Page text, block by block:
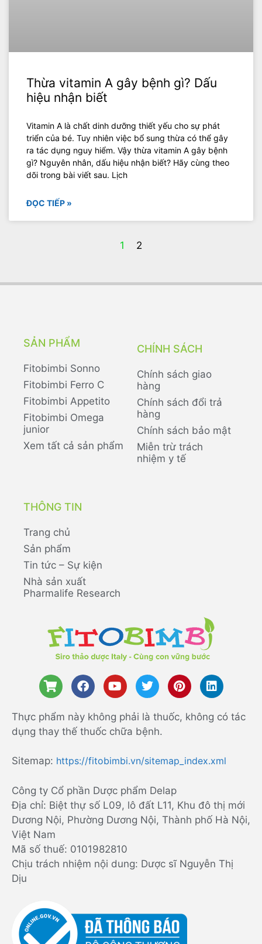
Thừa vitamin A gây bệnh gì? Dấu
hiệu nhận biết
Vitamin A là chất dinh dưỡng thiết yếu cho sự phát
triển của bé. Tuy nhiên việc bổ sung thừa có thể gây
ra tác dụng nguy hiểm. Vậy thừa vitamin A gây bệnh
gì? Nguyên nhân, dấu hiệu nhận biết? Hãy cùng theo
dõi trong bài viết sau. Lịch
ĐỌC TIẾP »
1 2
SẢN PHẨM
Fitobimbi Sonno
Fitobimbi Ferro C
Fitobimbi Appetito
Fitobimbi Omega
junior
Xem tất cả sản phẩm
CHÍNH SÁCH
Chính sách giao
hàng
Chính sách đổi trả
hàng
Chính sách bảo mật
Miễn trừ trách
nhiệm y tế
THÔNG TIN
Trang chủ
Sản phẩm
Tin tức – Sự kiện
Nhà sản xuất
Pharmalife Research
Thực phẩm này không phải là thuốc, không có tác
dụng thay thế thuốc chữa bệnh.
Sitemap: https://fitobimbi.vn/sitemap_index.xml
Công ty Cổ phần Dược phẩm Delap
Địa chỉ: Biệt thự số L09, lô đất L11, Khu đô thị mới
Dương Nội, Phường Dương Nội, Thành phố Hà Nội,
Việt Nam
Mã số thuế: 0101982810
Chịu trách nhiệm nội dung: Dược sĩ Nguyễn Thị
Dịu